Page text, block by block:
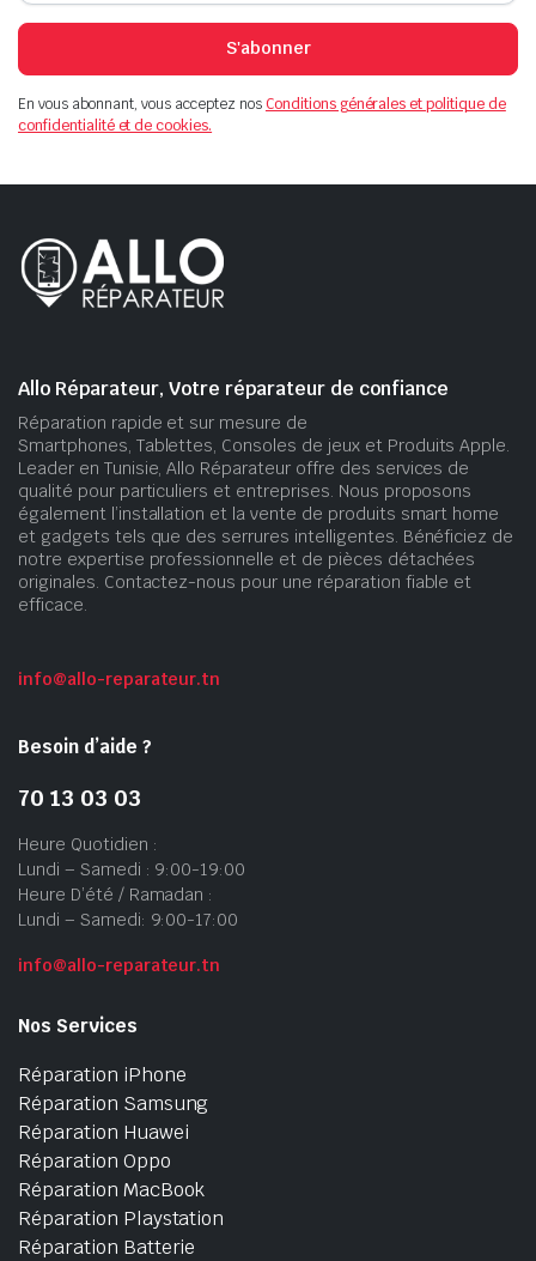
S'abonner
En vous abonnant, vous acceptez nosConditions générales et politique de
confidentialité et de cookies.
Allo Réparateur, Votre réparateur de confiance
Réparation rapide et sur mesure de
Smartphones, Tablettes, Consoles de jeux et Produits Apple.
Leader en Tunisie, Allo Réparateur offre des services de
qualité pour particuliers et entreprises. Nous proposons
également l’installation et la vente de produits smart home
et gadgets tels que des serrures intelligentes. Bénéficiez de
notre expertise professionnelle et de pièces détachées
originales. Contactez-nous pour une réparation fiable et
efficace.
info@allo-reparateur.tn
Besoin d’aide ?
70 13 03 03
Heure Quotidien :
Lundi – Samedi : 9:00-19:00
Heure D’été / Ramadan :
Lundi – Samedi: 9:00-17:00
info@allo-reparateur.tn
Nos Services
Réparation iPhone
Réparation Samsung
Réparation Huawei
Réparation Oppo
Réparation MacBook
Réparation Playstation
Réparation Batterie